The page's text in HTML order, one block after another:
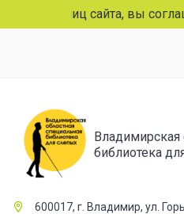
сайта, вы
Владимирская
библиотека
600017, г. Владимир, ул.